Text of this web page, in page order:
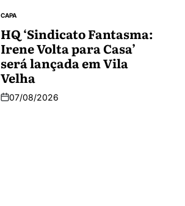
CAPA
HQ ‘Sindicato Fantasma:
Irene Volta para Casa’
será lançada em Vila
Velha
07/08/2026